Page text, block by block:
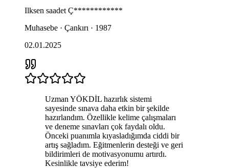
Ilksen saadet Ç************
Muhasebe · Çankırı · 1987
02.01.2025
Uzman YÖKDİL hazırlık sistemi
sayesinde sınava daha etkin bir şekilde
hazırlandım. Özellikle kelime çalışmaları
ve deneme sınavları çok faydalı oldu.
Önceki puanımla kıyasladığımda ciddi bir
artış sağladım. Eğitmenlerin desteği ve geri
bildirimleri de motivasyonumu artırdı.
Kesinlikle tavsiye ederim!